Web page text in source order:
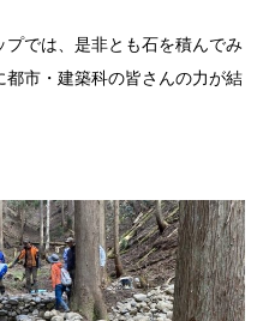
では、是非とも石を積んでみ
市・建築科の皆さんの力が結